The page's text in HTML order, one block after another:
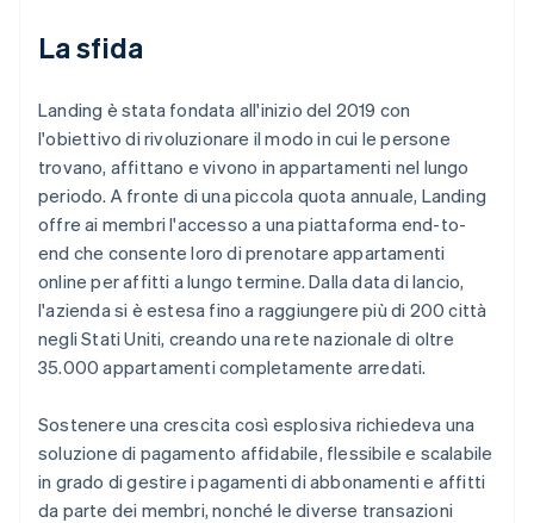
La sfida
Landing è stata fondata all'inizio del 2019 con
l'obiettivo di rivoluzionare il modo in cui le persone
trovano, affittano e vivono in appartamenti nel lungo
periodo. A fronte di una piccola quota annuale, Landing
offre ai membri l'accesso a una piattaforma end-to-
end che consente loro di prenotare appartamenti
online per affitti a lungo termine. Dalla data di lancio,
l'azienda si è estesa fino a raggiungere più di 200 città
negli Stati Uniti, creando una rete nazionale di oltre
35.000 appartamenti completamente arredati.
Sostenere una crescita così esplosiva richiedeva una
soluzione di pagamento affidabile, flessibile e scalabile
in grado di gestire i pagamenti di abbonamenti e affitti
da parte dei membri, nonché le diverse transazioni